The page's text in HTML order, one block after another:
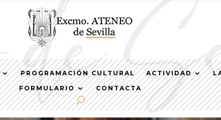
PROGRAMACIÓN CULTURAL ACTIVIDAD
FORMULARIO
CONTACTA